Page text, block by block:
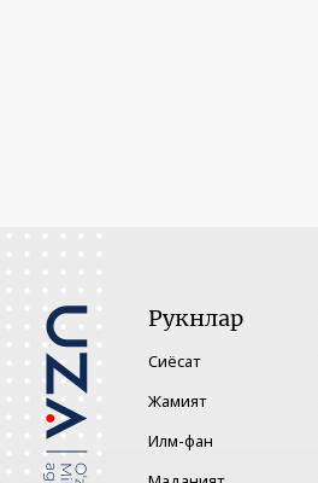
Рукнлар
Сиёсат
Жамият
Илм-фан